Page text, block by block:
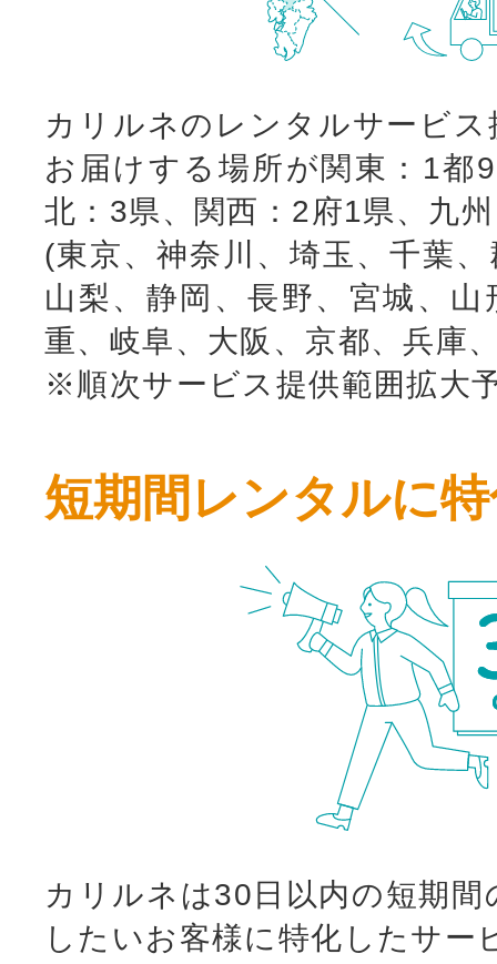
カリルネのレンタルサービ
お届けする場所が関東：1都
北：3県、関西：2府1県、九
(東京、神奈川、埼玉、千葉
山梨、静岡、長野、宮城、
重、岐阜、大阪、京都、兵庫
※順次サービス提供範囲拡大
短期間レンタルに
カリルネは30日以内の短期
したいお客様に特化したサー